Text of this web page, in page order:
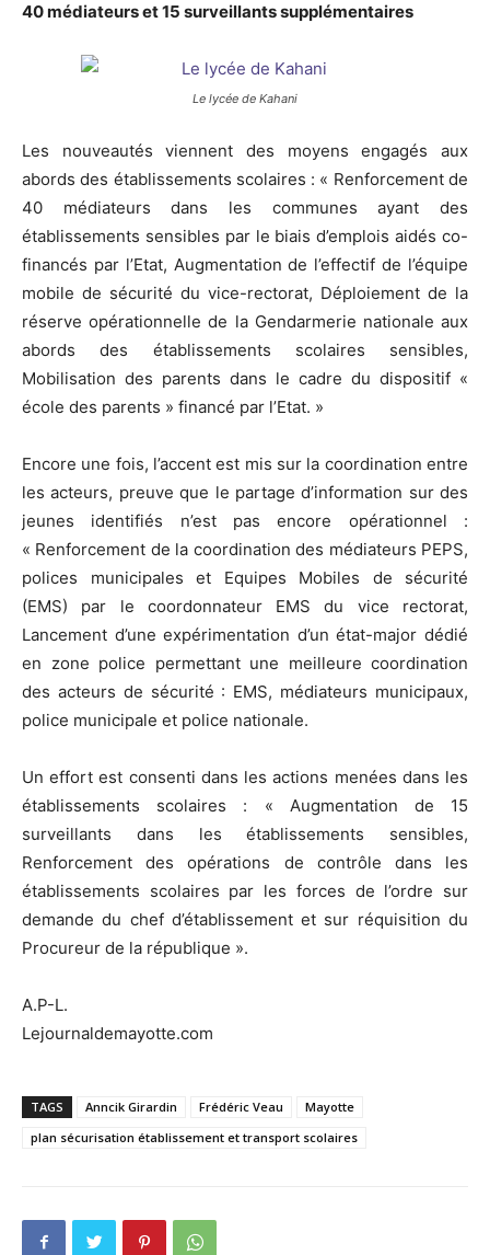
40 médiateurs et 15 surveillants supplémentaires
Le lycée de Kahani
Les nouveautés viennent des moyens engagés aux
abords des établissements scolaires : « Renforcement de
40 médiateurs dans les communes ayant des
établissements sensibles par le biais d’emplois aidés co-
financés par l’Etat, Augmentation de l’effectif de l’équipe
mobile de sécurité du vice-rectorat, Déploiement de la
réserve opérationnelle de la Gendarmerie nationale aux
abords des établissements scolaires sensibles,
Mobilisation des parents dans le cadre du dispositif «
école des parents » financé par l’Etat. »
Encore une fois, l’accent est mis sur la coordination entre
les acteurs, preuve que le partage d’information sur des
jeunes identifiés n’est pas encore opérationnel :
« Renforcement de la coordination des médiateurs PEPS,
polices municipales et Equipes Mobiles de sécurité
(EMS) par le coordonnateur EMS du vice rectorat,
Lancement d’une expérimentation d’un état-major dédié
en zone police permettant une meilleure coordination
des acteurs de sécurité : EMS, médiateurs municipaux,
police municipale et police nationale.
Un effort est consenti dans les actions menées dans les
établissements scolaires : « Augmentation de 15
surveillants dans les établissements sensibles,
Renforcement des opérations de contrôle dans les
établissements scolaires par les forces de l’ordre sur
demande du chef d’établissement et sur réquisition du
Procureur de la république ».
A.P-L.
Lejournaldemayotte.com
TAGS Anncik Girardin Frédéric Veau
Mayotte
plan sécurisation établissement et transport scolaires